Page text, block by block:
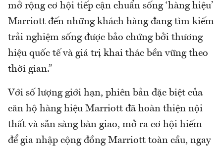
mở rộng cơ hội tiếp cận chuẩn sống ‘hàng hiệu’
Marriott đến những khách hàng đang tìm kiếm
trải nghiệm sống được bảo chứng bởi thương
hiệu quốc tế và giá trị khai thác bền vững theo
thời gian.”
Với số lượng giới hạn, phiên bản đặc biệt của
căn hộ hàng hiệu Marriott đã hoàn thiện nội
thất và sẵn sàng bàn giao, mở ra cơ hội hiếm
để gia nhập cộng đồng Marriott toàn cầu, ngay